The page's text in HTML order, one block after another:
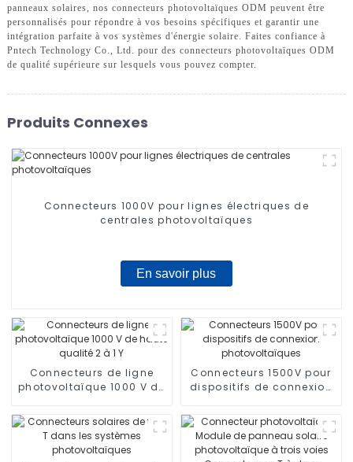
panneaux solaires, nos connecteurs photovoltaïques ODM peuvent être
personnalisés pour répondre à vos besoins spécifiques et garantir une
intégration parfaite à vos systèmes d'énergie solaire. Faites confiance à
Pntech Technology Co., Ltd. pour des connecteurs photovoltaïques ODM
de qualité supérieure sur lesquels vous pouvez compter.
Produits Connexes
Connecteurs 1000V pour lignes électriques de
centrales photovoltaïques
En savoir plus
Connecteurs de ligne
photovoltaïque 1000 V de
Connecteurs 1500V pour
dispositifs de connexion